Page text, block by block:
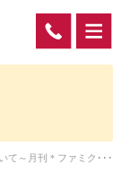
て～月刊＊ファミク･･･